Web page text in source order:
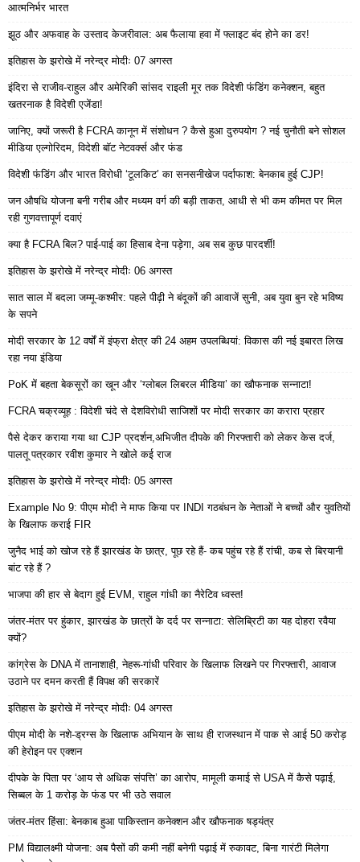
आत्मनिर्भर भारत
झूठ और अफवाह के उस्ताद केजरीवाल: अब फैलाया हवा में फ्लाइट बंद होने का डर!
इतिहास के झरोखे में नरेन्द्र मोदीः 07 अगस्त
इंदिरा से राजीव-राहुल और अमेरिकी सांसद राइली मूर तक विदेशी फंडिंग कनेक्शन, बहुत
खतरनाक है विदेशी एजेंडा!
जानिए, क्यों जरूरी है FCRA कानून में संशोधन ? कैसे हुआ दुरुपयोग ? नई चुनौती बने सोशल
मीडिया एल्गोरिदम, विदेशी बॉट नेटवर्क्स और फंड
विदेशी फंडिंग और भारत विरोधी ‘टूलकिट’ का सनसनीखेज पर्दाफाश: बेनकाब हुई CJP!
जन औषधि योजना बनी गरीब और मध्यम वर्ग की बड़ी ताकत, आधी से भी कम कीमत पर मिल
रही गुणवत्तापूर्ण दवाएं
क्या है FCRA बिल? पाई-पाई का हिसाब देना पड़ेगा, अब सब कुछ पारदर्शी!
इतिहास के झरोखे में नरेन्द्र मोदीः 06 अगस्त
सात साल में बदला जम्मू-कश्मीर: पहले पीढ़ी ने बंदूकों की आवाजें सुनी, अब युवा बुन रहे भविष्य
के सपने
मोदी सरकार के 12 वर्षों में इंफ्रा क्षेत्र की 24 अहम उपलब्धियां: विकास की नई इबारत लिख
रहा नया इंडिया
PoK में बहता बेकसूरों का खून और ‘ग्लोबल लिबरल मीडिया’ का खौफनाक सन्नाटा!
FCRA चक्रव्यूह : विदेशी चंदे से देशविरोधी साजिशों पर मोदी सरकार का करारा प्रहार
पैसे देकर कराया गया था CJP प्रदर्शन,अभिजीत दीपके की गिरफ्तारी को लेकर केस दर्ज,
पालतू पत्रकार रवीश कुमार ने खोले कई राज
इतिहास के झरोखे में नरेन्द्र मोदीः 05 अगस्त
Example No 9: पीएम मोदी ने माफ किया पर INDI गठबंधन के नेताओं ने बच्चों और युवतियों
के खिलाफ कराई FIR
जुनैद भाई को खोज रहे हैं झारखंड के छात्र, पूछ रहे हैं- कब पहुंच रहे हैं रांची, कब से बिरयानी
बांट रहे हैं ?
भाजपा की हार से बेदाग हुई EVM, राहुल गांधी का नैरेटिव ध्वस्त!
जंतर-मंतर पर हुंकार, झारखंड के छात्रों के दर्द पर सन्नाटा: सेलिब्रिटी का यह दोहरा रवैया
क्यों?
कांग्रेस के DNA में तानाशाही, नेहरू-गांधी परिवार के खिलाफ लिखने पर गिरफ्तारी, आवाज
उठाने पर दमन करती हैं विपक्ष की सरकारें
इतिहास के झरोखे में नरेन्द्र मोदीः 04 अगस्त
पीएम मोदी के नशे-ड्रग्स के खिलाफ अभियान के साथ ही राजस्थान में पाक से आई 50 करोड़
की हेरोइन पर एक्शन
दीपके के पिता पर ‘आय से अधिक संपत्ति’ का आरोप, मामूली कमाई से USA में कैसे पढ़ाई,
सिब्बल के 1 करोड़ के फंड पर भी उठे सवाल
जंतर-मंतर हिंसा: बेनकाब हुआ पाकिस्तान कनेक्शन और खौफनाक षड्यंत्र
PM विद्यालक्ष्मी योजना: अब पैसों की कमी नहीं बनेगी पढ़ाई में रुकावट, बिना गारंटी मिलेगा